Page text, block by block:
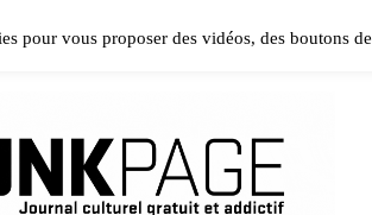
Powerkit plugin from Appearance →
pour vous proposer des vidéos, des boutons